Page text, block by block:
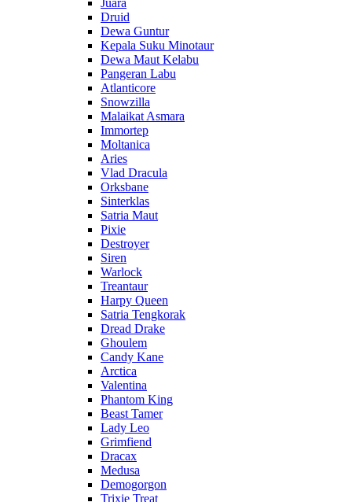
Juara
Druid
Dewa Guntur
Kepala Suku Minotaur
Dewa Maut Kelabu
Pangeran Labu
Atlanticore
Snowzilla
Malaikat Asmara
Immortep
Moltanica
Aries
Vlad Dracula
Orksbane
Sinterklas
Satria Maut
Pixie
Destroyer
Siren
Warlock
Treantaur
Harpy Queen
Satria Tengkorak
Dread Drake
Ghoulem
Candy Kane
Arctica
Valentina
Phantom King
Beast Tamer
Lady Leo
Grimfiend
Dracax
Medusa
Demogorgon
Trixie Treat